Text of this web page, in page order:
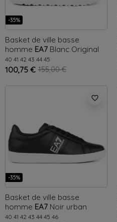
-35%
Basket de ville basse
homme EA7 Blanc Original
40 41 42 43 44 45
100,75 € 155,00 €
favorite_border
-35%
Basket de ville basse
homme EA7 Noir urban
classic
40 41 42 43 44 45 46